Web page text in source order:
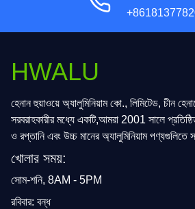
HWALU
হেনান হুয়াওয়ে অ্যালুমিনিয়াম কো., লিমিটেড, চীন
সরবরাহকারীর মধ্যে একটি,আমরা 2001 সালে
ও রপ্তানি এবং উচ্চ মানের অ্যালুমিনিয়াম পণ্যগুলিতে
খোলার সময়:
সোম-শনি, 8AM - 5PM
রবিবার: বন্ধ